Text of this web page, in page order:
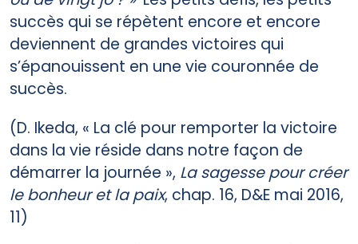
succès qui se répètent encore et encore
deviennent de grandes victoires qui
s’épanouissent en une vie couronnée de
succès.
(D. Ikeda, « La clé pour remporter la victoire
dans la vie réside dans notre façon de
démarrer la journée », La sagesse pour créer
le bonheur et la paix, chap. 16, D&E mai 2016,
11)